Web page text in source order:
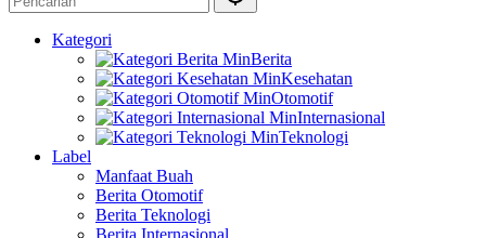
Kategori
Berita
Kesehatan
Otomotif
Internasional
Teknologi
Label
Manfaat Buah
Berita Otomotif
Berita Teknologi
Berita Internasional